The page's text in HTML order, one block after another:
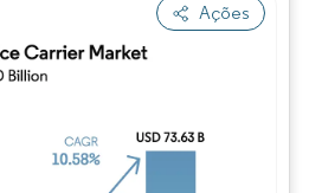
Ações